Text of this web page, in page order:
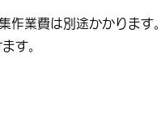
業費は別途かかります。
す。